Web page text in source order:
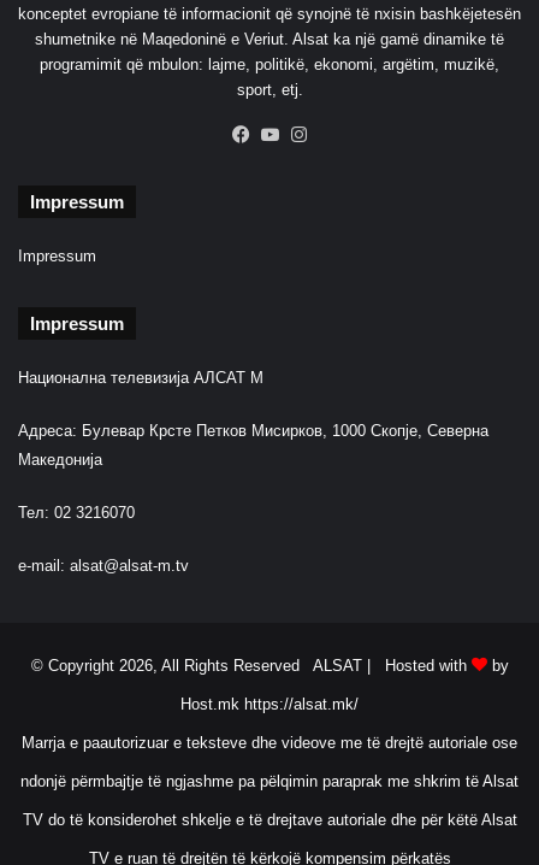
konceptet evropiane të informacionit që synojnë të nxisin bashkëjetesën
shumetnike në Maqedoninë e Veriut. Alsat ka një gamë dinamike të
programimit që mbulon: lajme, politikë, ekonomi, argëtim, muzikë,
sport, etj.
Facebook
YouTube
Impressum
Impressum
Impressum
Национална телевизија АЛСАТ М
Адреса: Булевар Крсте Петков Мисирков, 1000 Скопје, Северна
Македонија
Тел: 02 3216070
e-mail: alsat@alsat-m.tv
© Copyright 2026, All Rights Reserved ALSAT | Hosted with by
Host.mk https://alsat.mk/
Marrja e paautorizuar e teksteve dhe videove me të drejtë autoriale ose
ndonjë përmbajtje të ngjashme pa pëlqimin paraprak me shkrim të Alsat
TV do të konsiderohet shkelje e të drejtave autoriale dhe për këtë Alsat
TV e ruan të drejtën të kërkojë kompensim përkatës